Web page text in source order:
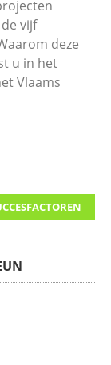
vijf
deze
u in het
Vlaams